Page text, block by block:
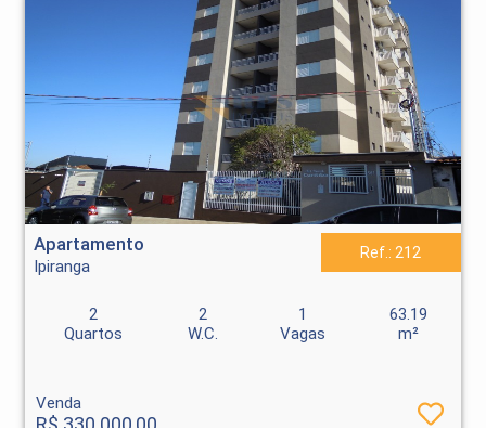
Apartamento - Ipiranga - Ribeirão Preto
Apartamento
Ipiranga
Ref.: 212
2
Quartos
2
W.C.
1
Vagas
63.19
m²
Venda